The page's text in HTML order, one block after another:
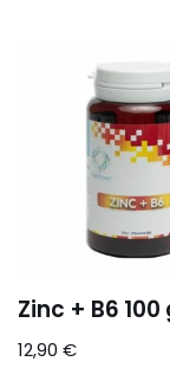
Zinc + B6
12,90 €